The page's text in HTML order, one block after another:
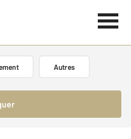
Autres